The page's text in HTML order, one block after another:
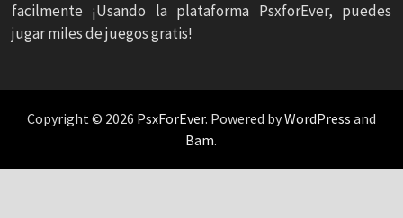
facilmente ¡Usando la plataforma PsxforEver, puedes
jugar miles de juegos gratis!
Copyright © 2026 PsxForEver. Powered byWordPress and
Bam.